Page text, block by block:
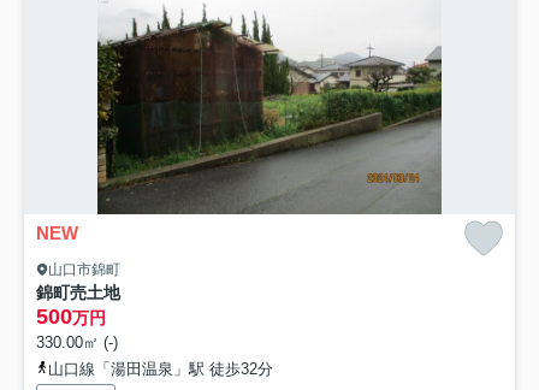
NEW
山口市錦町
錦町売土地
500万円
330.00㎡ (-)
山口線「湯田温泉」駅 徒歩32分